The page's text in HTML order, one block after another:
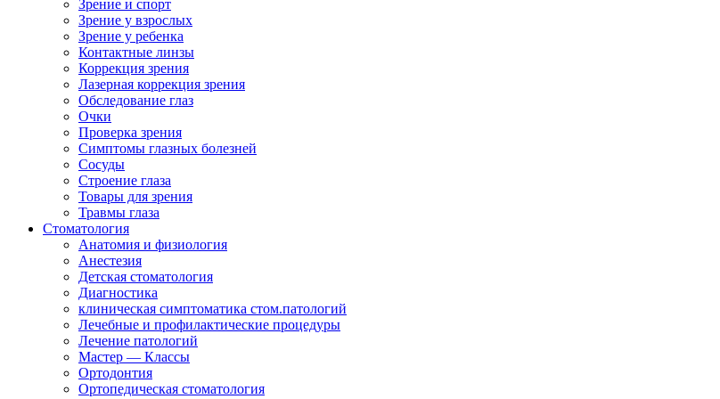
Зрение и спорт
Зрение у взрослых
Зрение у ребенка
Контактные линзы
Коррекция зрения
Лазерная коррекция зрения
Обследование глаз
Очки
Проверка зрения
Симптомы глазных болезней
Сосуды
Строение глаза
Товары для зрения
Травмы глаза
Стоматология
Анатомия и физиология
Анестезия
Детская стоматология
Диагностика
клиническая симптоматика стом.патологий
Лечебные и профилактические процедуры
Лечение патологий
Мастер — Классы
Ортодонтия
Ортопедическая стоматология